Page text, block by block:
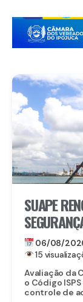
SUAPE
06/08/
15
Avaliação da
o Código
controle de